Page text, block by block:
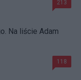
213
Na liście Adam
118